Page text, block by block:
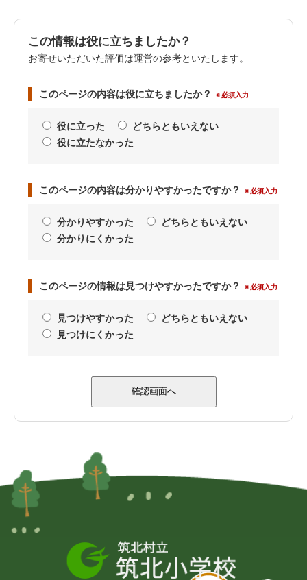
この情報は役に立ちましたか？
お寄せいただいた評価は運営の参考といたします。
このページの内容は役に立ちましたか？ ※必須入力
役に立った
どちらともいえない
役に立たなかった
このページの内容は分かりやすかったですか？ ※必須入力
分かりやすかった
どちらともいえない
分かりにくかった
このページの情報は見つけやすかったですか？ ※必須入力
見つけやすかった
どちらともいえない
見つけにくかった